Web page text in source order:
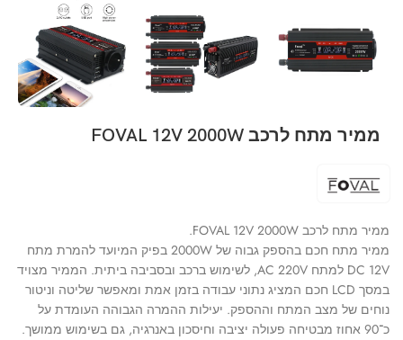
ממיר מתח לרכב FOVAL 12V 2000W
ממיר מתח לרכב FOVAL 12V 2000W.
ממיר מתח חכם בהספק גבוה של 2000W בפיק המיועד להמרת מתח
DC 12V למתח AC 220V, לשימוש ברכב ובסביבה ביתית. הממיר מצויד
במסך LCD חכם המציג נתוני עבודה בזמן אמת ומאפשר שליטה וניטור
נוחים של מצב המתח וההספק. יעילות ההמרה הגבוהה העומדת על
כ־90 אחוז מבטיחה פעולה יציבה וחיסכון באנרגיה, גם בשימוש ממושך.